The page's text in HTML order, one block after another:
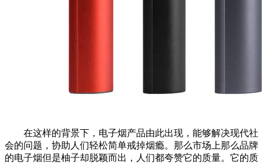
在这样的背景下，电子烟产品由此出现，能够解决现代社
会的问题，协助人们轻松简单戒掉烟瘾。那么市场上那么品牌
的电子烟但是柚子却脱颖而出，人们都夸赞它的质量。它的质